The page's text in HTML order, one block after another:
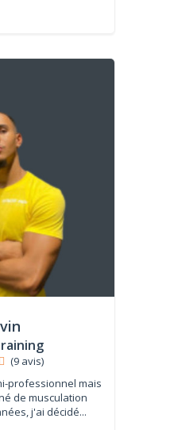
(9 avis)
professionnel mais
de musculation
j'ai décidé...